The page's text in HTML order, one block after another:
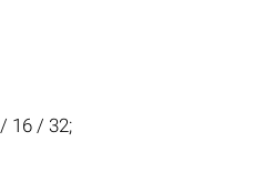
/ 16 / 32;